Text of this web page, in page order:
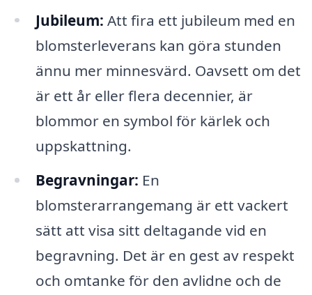
Jubileum: Att fira ett jubileum med en
blomsterleverans kan göra stunden
ännu mer minnesvärd. Oavsett om det
är ett år eller flera decennier, är
blommor en symbol för kärlek och
uppskattning.
Begravningar: En
blomsterarrangemang är ett vackert
sätt att visa sitt deltagande vid en
begravning. Det är en gest av respekt
och omtanke för den avlidne och de